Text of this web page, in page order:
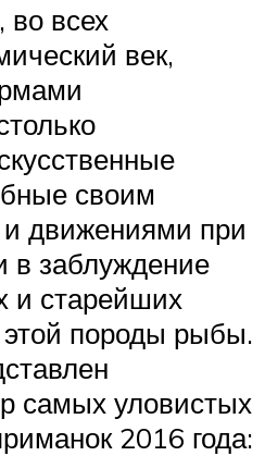
всех
век,
своим
движениями при
в заблуждение
и старейших
этой породы рыбы.
самых уловистых
2016 года: